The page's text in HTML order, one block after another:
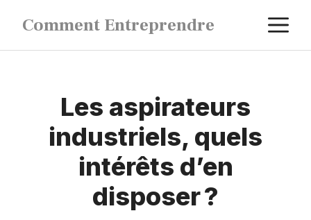
contenu
Comment Entreprendre
Les aspirateurs
industriels, quels
intérêts d’en
disposer ?